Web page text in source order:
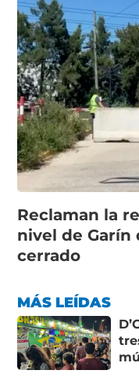
Reclaman la
nivel de Garín
cerrado
MÁS LEÍDAS